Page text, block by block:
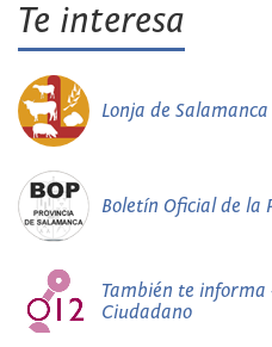
Te interesa
Lonja de Salamanca
Boletín Oficial de la
También te informa
Ciudadano